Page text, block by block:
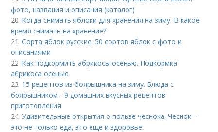
фото, названия и описания (каталог)
20. Когда снимать яблоки для хранения на зиму. В какое
время снимать на хранение?
21.Сорта яблок русские. 50 сортов яблок с фото и
описаниями
22. Как подкормить абрикосы осенью. Подкормка
абрикоса осенью
23. 15 рецептов из боярышника на зиму. Блюда с
боярышником - 9 домашних вкусных рецептов
приготовления
24.Удивительные открытия о пользе чеснока. Чеснок –
это не только еда, это еще и здоровье.